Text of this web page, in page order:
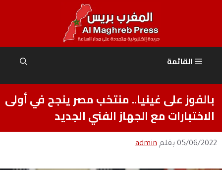
القائمة
بالفوز على غينيا.. منتخب مصر ينجح في أولى
الاختبارات مع الجهاز الفني الجديد
05/06/2022 بقلم admin